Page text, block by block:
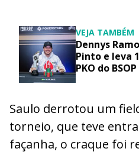
VEJA TAMBÉM
Dennys
Pinto e leva
PKO do
Saulo derrotou um
torneio, que teve
façanha, o craque foi